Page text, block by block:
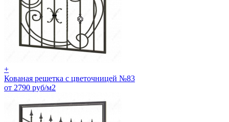
+
Кованая решетка с цветочницей №83
от 2790 руб/м2